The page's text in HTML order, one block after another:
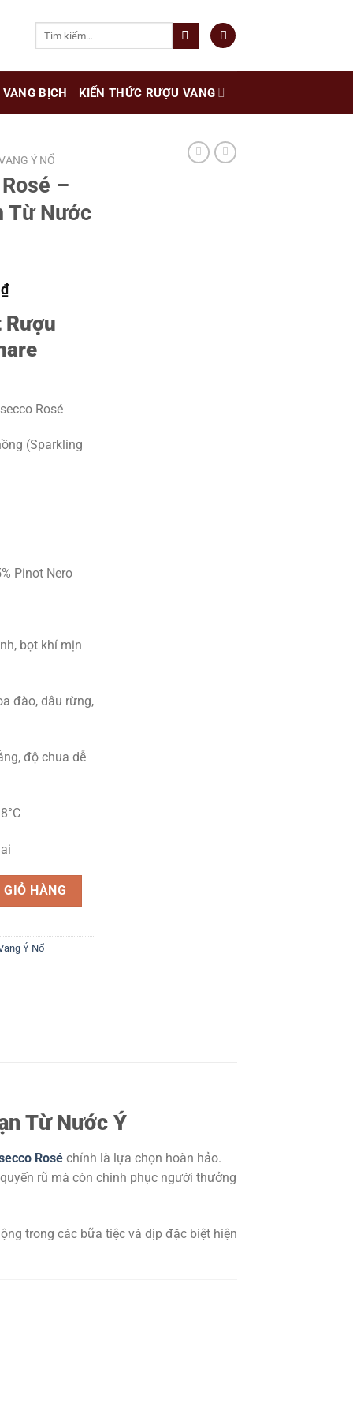
VANG BỊCH KIẾN THỨC RƯỢU VANG
Ý NỔ
–
Từ Nước
₫Giá
hiện
tại
là:
Rượu
Rosé
(Sparkling
Pinot Nero
bọt khí mịn
đào, dâu rừng,
độ chua dễ
Mạn Từ Nước Ý số lượng
HÀNG
Ý Nổ
Từ Nước Ý
Rosé chính là lựa chọn hoàn hảo.
rũ mà còn chinh phục người thưởng
trong các bữa tiệc và dịp đặc biệt hiện